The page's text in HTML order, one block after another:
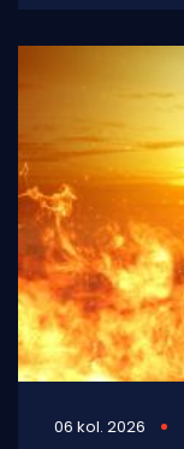
kontrastima,
06 kol. 2026